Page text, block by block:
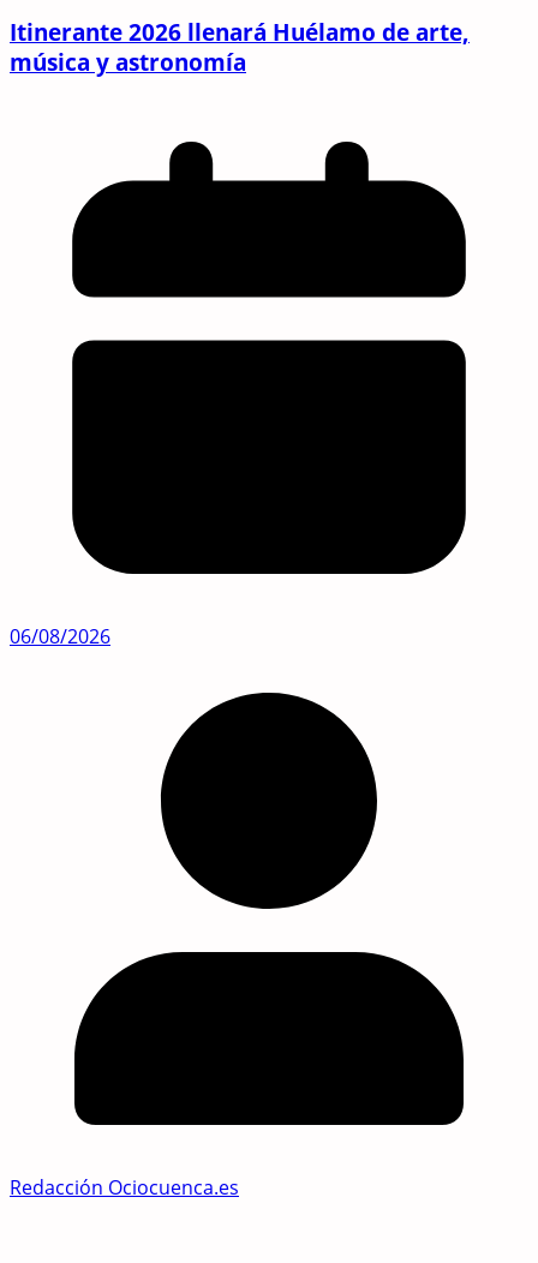
Itinerante 2026 llenará Huélamo de arte,
música y astronomía
06/08/2026
Redacción Ociocuenca.es